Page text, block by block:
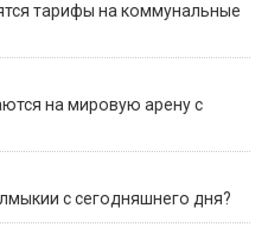
тарифы на коммунальные
на мировую арену с
с сегодняшнего дня?